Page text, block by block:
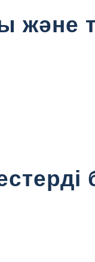
және